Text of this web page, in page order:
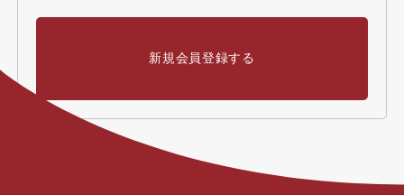
新規会員登録する